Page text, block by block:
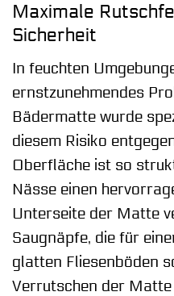
Maximale
Sicherheit
In feuchten
ernstzunehmendes
Bädermatte wurde
diesem Risiko
Oberfläche ist so
Nässe einen
Unterseite der Matte
Saugnäpfe, die für
glatten Fliesenböden
Verrutschen der